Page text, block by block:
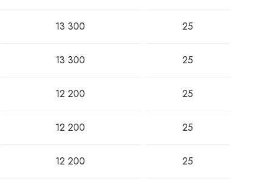
13 300 25
13 300 25
12 200 25
12 200 25
12 200 25